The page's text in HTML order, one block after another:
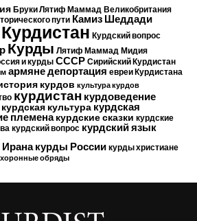
Бруки Лятиф Маммад Великобритания
пути Камиз Шеддади
Курдистан Курдский вопрос
Курды Лятиф Маммад Мидия
и курды СССР Сирийский Курдистан
армянедепортация евреи Курдистана
курдов культура курдов
курдистан курдоведение
курдская культура курдская
племена курдские сказки курдские
курдский вопрос курдский язык
курды России курды христиане
обряды